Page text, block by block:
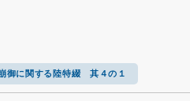
御に関する陸特綴 其４の１